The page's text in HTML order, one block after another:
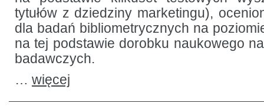
tytułów z dziedziny marketingu),
dla badań bibliometrycznych na
na tej podstawie dorobku naukowego
badawczych.
… więcej